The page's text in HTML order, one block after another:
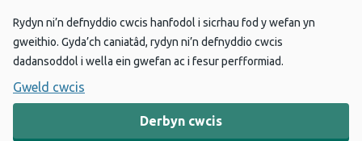
Rydyn ni’n defnyddio cwcis hanfodol i sicrhau fod y wefan yn
gweithio. Gyda’ch caniatâd, rydyn ni’n defnyddio cwcis
dadansoddol i wella ein gwefan ac i fesur perfformiad.
Gweld cwcis
Derbyn cwcis